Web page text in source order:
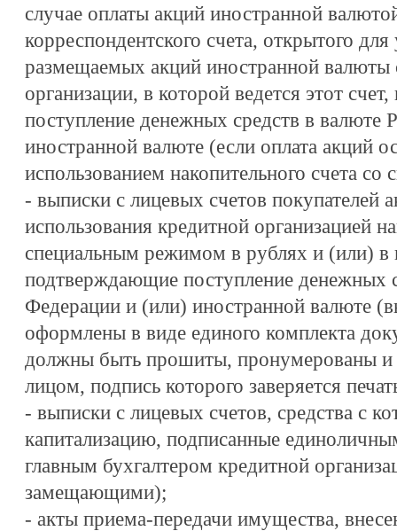
случае оплаты акций иностранной
корреспондентского счета, открытого
размещаемых акций иностранной валюты
организации, в которой ведется этот
поступление денежных средств в валюте
иностранной валюте (если оплата акций
использованием накопительного счета
- выписки с лицевых счетов покупателей
использования кредитной организацией
специальным режимом в рублях и (или) в
подтверждающие поступление денежных
Федерации и (или) иностранной валюте
оформлены в виде единого комплекта
должны быть прошиты, пронумерованы
лицом, подпись которого заверяется
- выписки с лицевых счетов, средства с
капитализацию, подписанные
главным бухгалтером кредитной
замещающими);
- акты приема-передачи имущества,